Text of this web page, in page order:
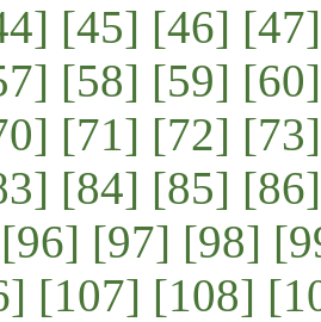
[45] [46] [47]
[58] [59] [60]
[71] [72] [73]
[84] [85] [86]
[96] [97] [98]
[107] [108]